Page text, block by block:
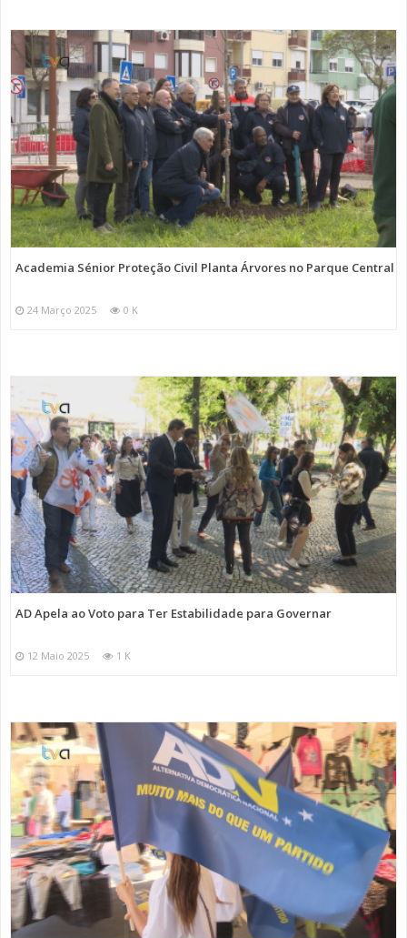
Academia Sénior Proteção Civil Planta Árvores no Parque Central
24 Março 2025 0 K
AD Apela ao Voto para Ter Estabilidade para Governar
12 Maio 2025 1 K